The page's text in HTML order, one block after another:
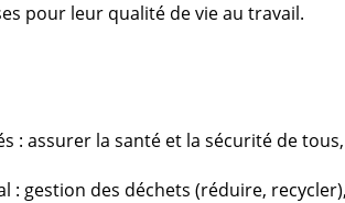
pour leur qualité de vie au travail.
: assurer la santé et la sécurité de
: gestion des déchets (réduire,